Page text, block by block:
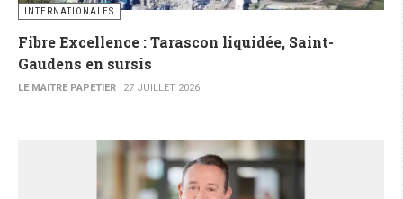
INTERNATIONALES
Fibre Excellence : Tarascon liquidée, Saint-
Gaudens en sursis
LE MAITRE PAPETIER 27 JUILLET 2026